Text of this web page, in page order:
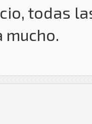
todas
mucho.